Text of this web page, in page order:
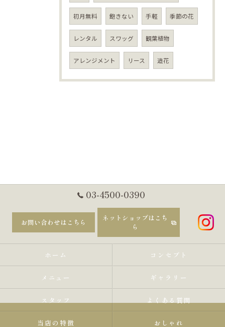
初月無料 飽きない 手軽 季節の花
レンタル スワッグ 観葉植物
アレンジメント リース 造花
03-4500-0390
お問い合わせはこちら
ネットショップはこち
ら
ホーム コンセプト
メニュー ギャラリー
スタッフ よくある質問
当店の特徴 おしゃれ